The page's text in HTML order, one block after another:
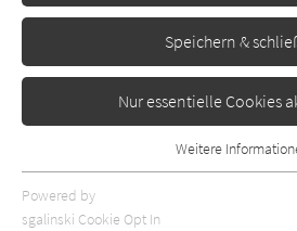
Speichern &
Nur essentielle Cookies
Essentielle Cookies werden für
Webseite benötigt. Dadurch ist
Weitere
Powered by
sgalinski Cookie Opt In